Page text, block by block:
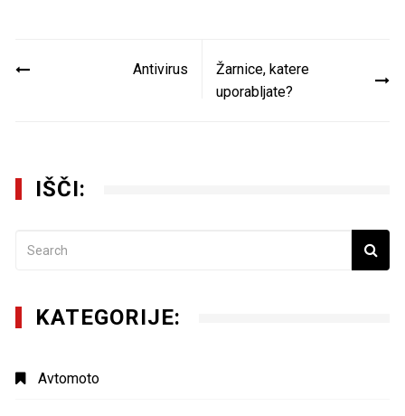
prispevka
Antivirus
Žarnice, katere
uporabljate?
IŠČI:
KATEGORIJE:
Avtomoto